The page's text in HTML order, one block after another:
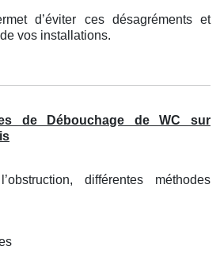
d’éviter ces désagréments et
vos installations.
de Débouchage de WC sur
différentes méthodes